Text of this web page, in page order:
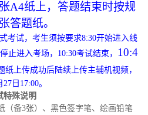
A4纸上，答题结束时按规
答题纸。
考试，考生须按要求8:30开始进入线
停止进入考场，10:30考试结束， 10:4
上传成功后陆续上传主辅机视频，
日17:00。
特殊说明
（备3张）、黑色签字笔、绘画铅笔